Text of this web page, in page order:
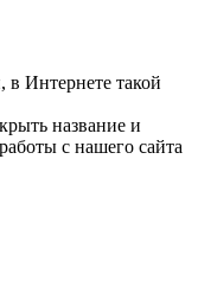
в Интернете такой
название и
с нашего сайта